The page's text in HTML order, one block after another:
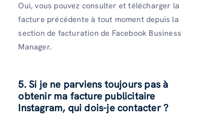
Oui, vous pouvez consulter et télécharger la
facture précédente à tout moment depuis la
section de facturation de Facebook Business
Manager.
5. Si je ne parviens toujours pas à
obtenir ma facture publicitaire
Instagram, qui dois-je contacter ?